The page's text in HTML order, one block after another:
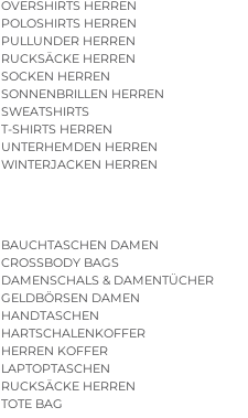
OVERSHIRTS HERREN
POLOSHIRTS HERREN
PULLUNDER HERREN
RUCKSÄCKE HERREN
SOCKEN HERREN
SONNENBRILLEN HERREN
SWEATSHIRTS
T-SHIRTS HERREN
UNTERHEMDEN HERREN
WINTERJACKEN HERREN
BAUCHTASCHEN DAMEN
CROSSBODY BAGS
DAMENSCHALS & DAMENTÜCHER
GELDBÖRSEN DAMEN
HANDTASCHEN
HARTSCHALENKOFFER
HERREN KOFFER
LAPTOPTASCHEN
RUCKSÄCKE HERREN
TOTE BAG